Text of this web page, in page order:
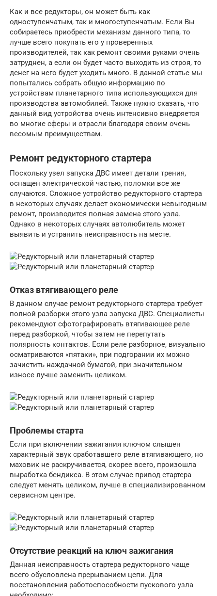
Как и все редукторы, он может быть как
одноступенчатым, так и многоступенчатым. Если Вы
собираетесь приобрести механизм данного типа, то
лучше всего покупать его у проверенных
производителей, так как ремонт своими руками очень
затруднен, а если он будет часто выходить из строя, то
денег на него будет уходить много. В данной статье мы
попытались собрать общую информацию по
устройствам планетарного типа использующихся для
производства автомобилей. Также нужно сказать, что
данный вид устройства очень интенсивно внедряется
во многие сферы и отрасли благодаря своим очень
весомым преимуществам.
Ремонт редукторного стартера
Поскольку узел запуска ДВС имеет детали трения,
оснащен электрической частью, поломки все же
случаются. Сложное устройство редукторного стартера
в некоторых случаях делает экономически невыгодным
ремонт, производится полная замена этого узла.
Однако в некоторых случаях автолюбитель может
выявить и устранить неисправность на месте.
Отказ втягивающего реле
В данном случае ремонт редукторного стартера требует
полной разборки этого узла запуска ДВС. Специалисты
рекомендуют сфотографировать втягивающее реле
перед разборкой, чтобы затем не перепутать
полярность контактов. Если реле разборное, визуально
осматриваются «пятаки», при подгорании их можно
зачистить наждачной бумагой, при значительном
износе лучше заменить целиком.
Проблемы старта
Если при включении зажигания ключом слышен
характерный звук сработавшего реле втягивающего, но
маховик не раскручивается, скорее всего, произошла
выработка бендикса. В этом случае привод стартера
следует менять целиком, лучше в специализированном
сервисном центре.
Отсутствие реакций на ключ зажигания
Данная неисправность стартера редукторного чаще
всего обусловлена прерыванием цепи. Для
восстановления работоспособности пускового узла